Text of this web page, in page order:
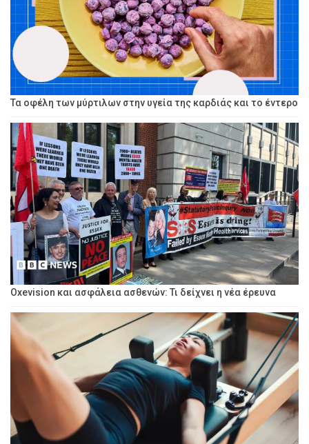
Τα οφέλη των μύρτιλων στην υγεία της καρδιάς και το έντερο
Oxevision και ασφάλεια ασθενών: Τι δείχνει η νέα έρευνα